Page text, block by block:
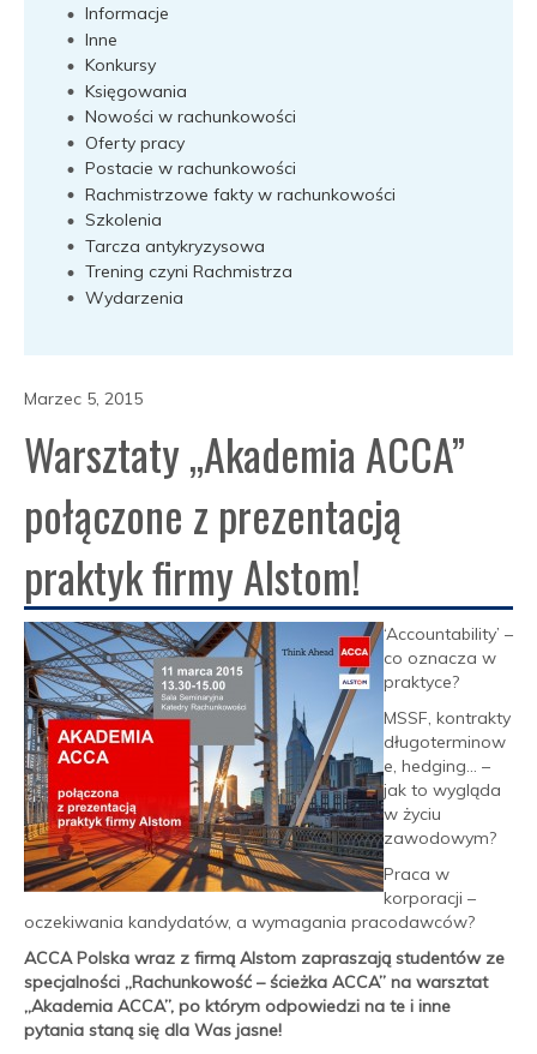
Informacje
Inne
Konkursy
Księgowania
Nowości w rachunkowości
Oferty pracy
Postacie w rachunkowości
Rachmistrzowe fakty w rachunkowości
Szkolenia
Tarcza antykryzysowa
Trening czyni Rachmistrza
Wydarzenia
Marzec 5, 2015
Warsztaty „Akademia ACCA”
połączone z prezentacją
praktyk firmy Alstom!
‘Accountability’ –
co oznacza w
praktyce?
MSSF, kontrakty
długoterminow
e, hedging… –
jak to wygląda
w życiu
zawodowym?
Praca w
korporacji –
oczekiwania kandydatów, a wymagania pracodawców?
ACCA Polska wraz z firmą Alstom zapraszają studentów ze
specjalności „Rachunkowość – ścieżka ACCA” na warsztat
„Akademia ACCA”, po którym odpowiedzi na te i inne
pytania staną się dla Was jasne!